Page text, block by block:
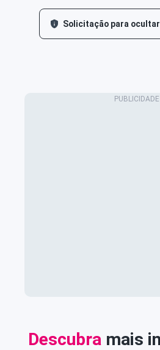
Solicitação para
Descubra mais